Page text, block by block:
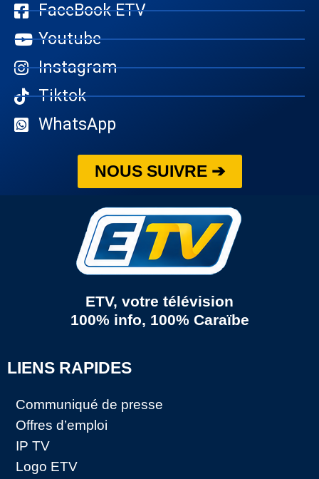
FaceBook ETV
Youtube
Instagram
Tiktok
WhatsApp
NOUS SUIVRE ➔
ETV, votre télévision
100% info, 100% Caraïbe
LIENS RAPIDES
Communiqué de presse
Offres d’emploi
IP TV
Logo ETV